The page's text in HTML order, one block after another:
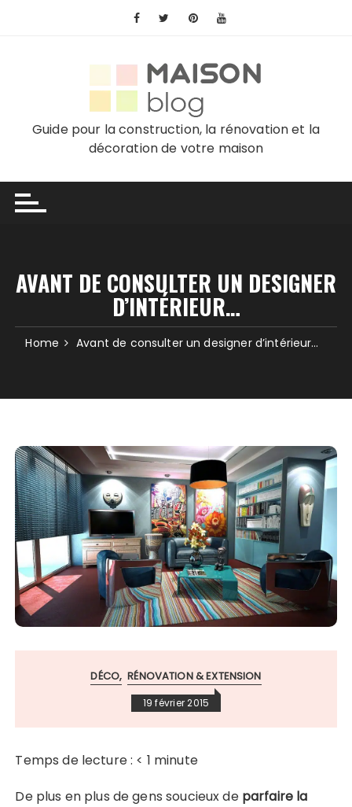
Guide pour la construction, la rénovation et la
décoration de votre maison
AVANT DE CONSULTER UN DESIGNER
D’INTÉRIEUR…
Home Avant de consulter un designer d’intérieur…
DÉCO RÉNOVATION & EXTENSION
19 février 2015
Temps de lecture : < 1 minute
De plus en plus de gens soucieux de parfaire la